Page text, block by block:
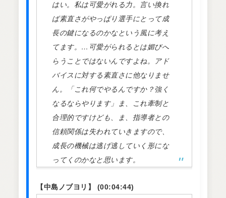
はい。私は可愛がれる力。言い換れ
ば素直さがやっぱり選手にとって成
長の鍵になるのかなという風に考え
てます。…可愛がられるとは媚びへ
らうことではないんですよね。アド
バイスに対する素直さに他なりませ
ん。「これ何でやるんですか？強く
なるならやります」ま、これ牽制と
合理的ですけども、ま、指導者との
信頼関係は失われていきますので、
成長の機械は逃げ逃していく形にな
ってくのかなと思います。
【中島ノブヨリ】 (00:04:44)